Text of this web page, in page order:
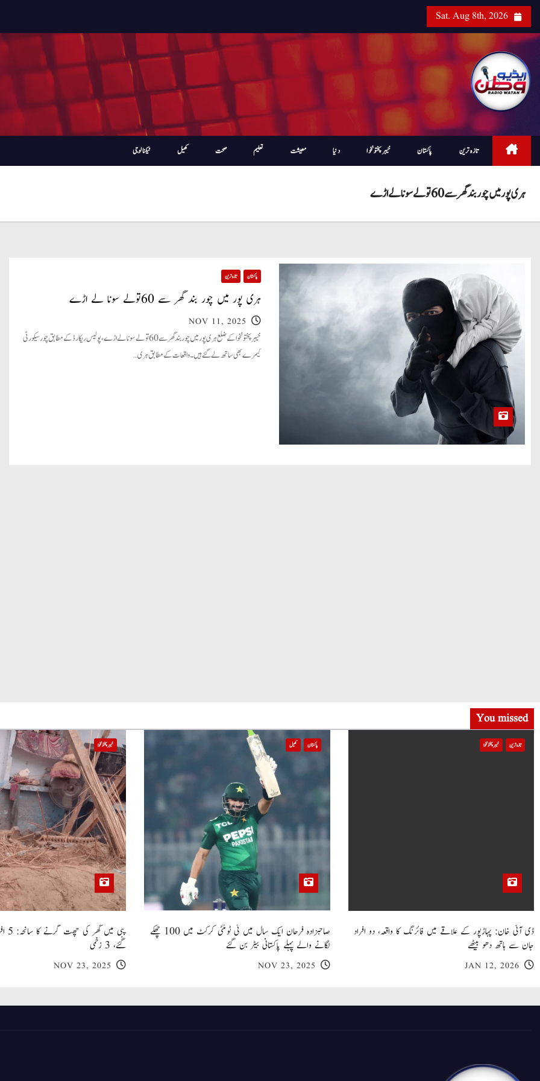
i
Sat. Aug 8th, 2026
تازہ ترین پاکستان خیبرپختونخوا دنیا معیشت تعلیم صحت کھیل ٹیکنالوجی
ہری پور میں چور بند گھر سے 60تولے سونا لے اڑے
پاکستان تازہ ترین
ہری پور میں چور بند گھر سے 60تولے سونا لے اڑے
NOV 11, 2025
خیبرپختونخوا کے ضلع ہری پور میں چور بند گھر سے 60تولے سونا لے اڑے، پولیس ریکارڈ کے مطابق چور سیکورٹی
کیمرے بھی ساتھ لے گئے ہیں۔ واقعات کے مطابق ہری…
You missed
تازہ ترین خیبر پختونخوا
ڈی آئی خان: پہاڑپور کے علاقے میں فائرنگ کا واقعہ، دو افراد
جان سے ہاتھ دھو بیٹھے
JAN 12, 2026
پاکستان کھیل
صاحبزادہ فرحان ایک سال میں ٹی ٹوئنٹی کرکٹ میں 100 چھکے
لگانے والے پہلے پاکستانی بیٹر بن گئے
NOV 23, 2025
خیبر پختونخوا
گئے، 3 زخمی
NOV 23, 2025